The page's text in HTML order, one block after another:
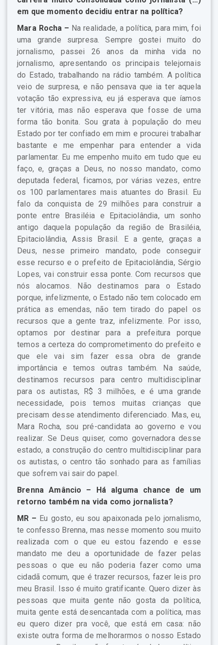
em que momento decidiu entrar na política?
Mara Rocha – Na realidade, a política, para mim, foi
uma grande surpresa. Sempre gostei muito do
jornalismo, passei 26 anos da minha vida no
jornalismo, apresentando os principais telejornais
do Estado, trabalhando na rádio também. A política
veio de surpresa, e não pensava que ia ter aquela
votação tão expressiva, eu já esperava que íamos
ter vitória, mas não esperava que fosse de uma
forma tão bonita. Sou grata à população do meu
Estado por ter confiado em mim e procurei trabalhar
bastante e me empenhar para entender a vida
parlamentar. Eu me empenho muito em tudo que eu
faço, e, graças a Deus, no nosso mandato, como
deputada federal, ficamos, por várias vezes, entre
os 100 parlamentares mais atuantes do Brasil. Eu
falo da conquista de 29 milhões para construir a
ponte entre Brasiléia e Epitaciolândia, um sonho
antigo daquela população da região de Brasiléia,
Epitaciolândia, Assis Brasil. E a gente, graças a
Deus, nesse primeiro mandato, pode conseguir
esse recurso e o prefeito de Epitaciolândia, Sérgio
Lopes, vai construir essa ponte. Com recursos que
nós alocamos. Não destinamos para o Estado
porque, infelizmente, o Estado não tem colocado em
prática as emendas, não tem tirado do papel os
recursos que a gente traz, infelizmente. Por isso,
optamos por destinar para a prefeitura porque
temos a certeza do comprometimento do prefeito e
que ele vai sim fazer essa obra de grande
importância e temos outras também. Na saúde,
destinamos recursos para centro multidisciplinar
para os autistas, R$ 3 milhões, e é uma grande
necessidade, pois temos muitas crianças que
precisam desse atendimento diferenciado. Mas, eu,
Mara Rocha, sou pré-candidata ao governo e vou
realizar. Se Deus quiser, como governadora desse
estado, a construção do centro multidisciplinar para
os autistas, o centro tão sonhado para as famílias
que sofrem vai sair do papel.
Brenna Amâncio –
Há alguma chance de um
retorno também na vida como jornalista?
MR – Eu gosto, eu sou apaixonada pelo jornalismo,
te confesso Brenna, mas nesse momento sou muito
realizada com o que eu estou fazendo e esse
mandato me deu a oportunidade de fazer pelas
pessoas o que eu não poderia fazer como uma
cidadã comum, que é trazer recursos, fazer leis pro
meu Brasil. Isso é muito gratificante. Quero dizer às
pessoas que muita gente não gosta da política,
muita gente está desencantada com a política, mas
eu quero dizer pra você, que está em casa: não
existe outra forma de melhorarmos o nosso Estado